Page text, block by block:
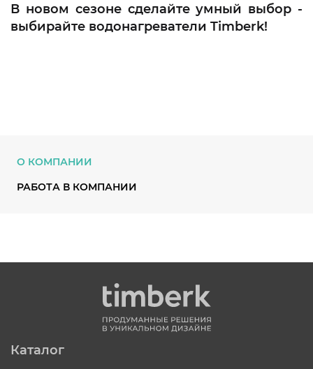
О КОМПАНИИ
РАБОТА В КОМПАНИИ
В новом сезоне сделайте умный выбор -
выбирайте водонагреватели Timberk!
Каталог